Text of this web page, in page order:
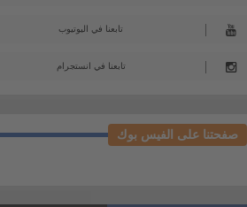
تابعنا في اليوتيوب
تابعنا في انستجرام
صفحتنا على الفيس بوك